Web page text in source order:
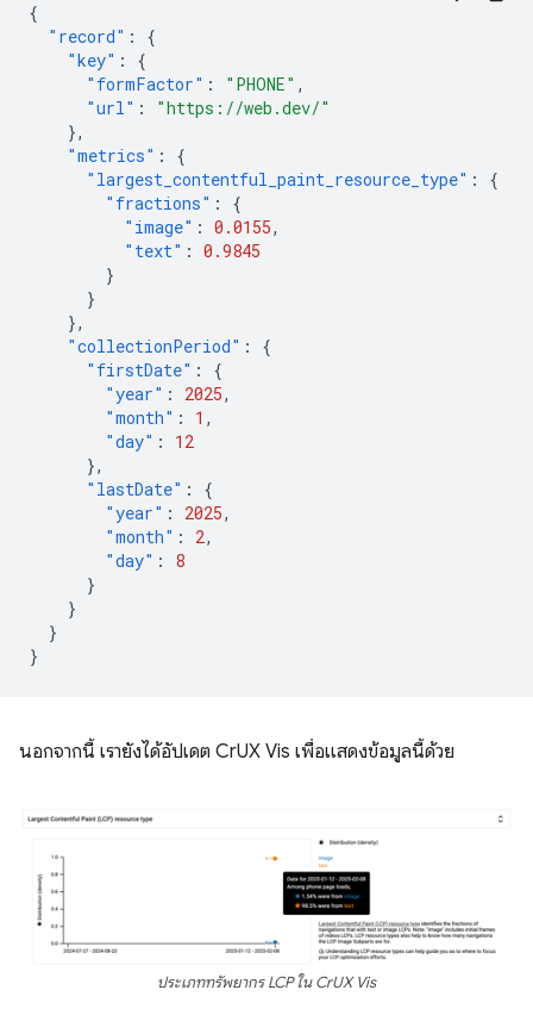
{
"record" :
{
"key" :
{
"formFactor" : "PHONE" ,
"url" :
"https://web.dev/"
},
"metrics" :
{
"largest_contentful_paint_resource_type" :
{
"fractions" :
{
"image" : 0.0155,
"text" : 0.9845
}
}
},
"collectionPeriod" :
{
"firstDate" :
{
"year" : 2025,
"month" : 1 ,
"day" :
12
},
"lastDate" :
{
"year" : 2025,
"month" : 2,
"day" :
8
}
}
}
}
นอกจากนี้ เรายังได้อัปเดต CrUX Vis เพื่อแสดงข้อมูลนี้ด้วย
ประเภททรัพยากร LCP ใน CrUX Vis